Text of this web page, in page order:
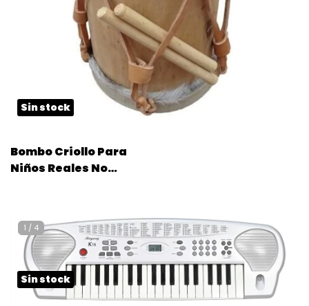
Sin stock
Bombo Criollo Para
Niños Reales No
1 / 4
Sin stock